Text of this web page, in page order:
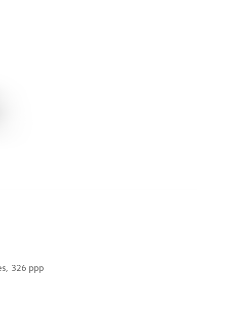
326 ppp